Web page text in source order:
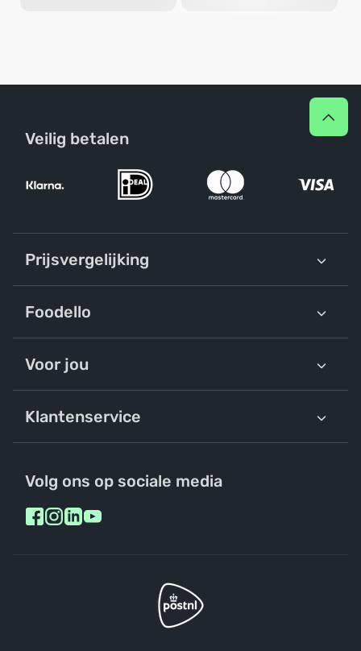
Veilig betalen
Prijsvergelijking
Foodello
Voor jou
Klantenservice
Volg ons op sociale media